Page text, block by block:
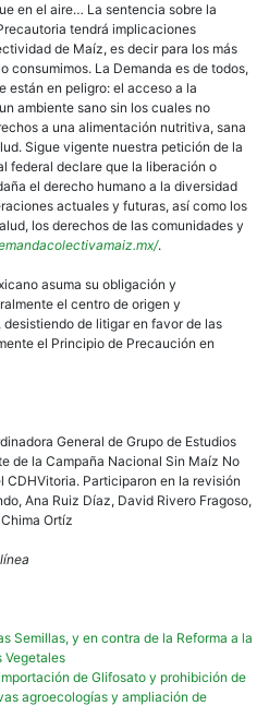
en el aire… La sentencia sobre la
tendrá implicaciones
de Maíz, es decir para los más
consumimos. La Demanda es de todos,
están en peligro: el acceso a la
ambiente sano sin los cuales no
a una alimentación nutritiva, sana
Sigue vigente nuestra petición de la
federal declare que la liberación o
el derecho humano a la diversidad
actuales y futuras, así como los
los derechos de las comunidades y
.
asuma su obligación y
el centro de origen y
de litigar en favor de las
el Principio de Precaución en
General de Grupo de Estudios
de la Campaña Nacional Sin Maíz No
CDHVitoria. Participaron en la revisión
Ana Ruiz Díaz, David Rivero Fragoso,
Ortíz
Semillas, y en contra de la Reforma a la
Vegetales
de Glifosato y prohibición de
agroecologías y ampliación de